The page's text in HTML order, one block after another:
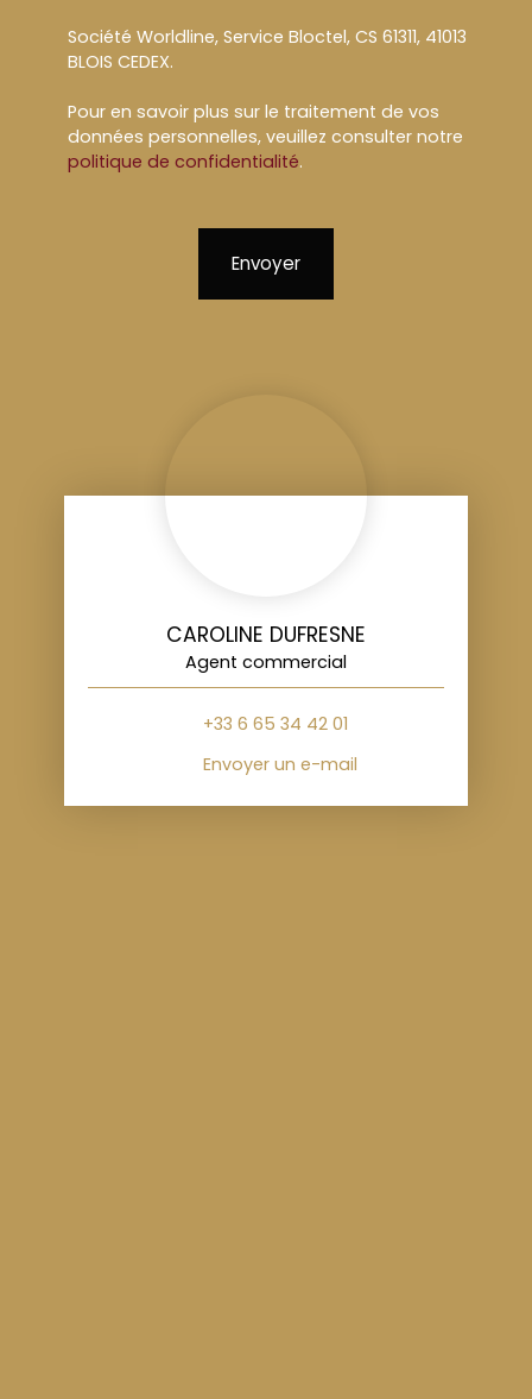
Société Worldline, Service Bloctel, CS 61311, 41013
BLOIS CEDEX.
Pour en savoir plus sur le traitement de vos
données personnelles, veuillez consulter notre
politique de confidentialité.
Envoyer
CAROLINE DUFRESNE
Agent commercial
+33 6 65 34 42 01
Envoyer un e-mail